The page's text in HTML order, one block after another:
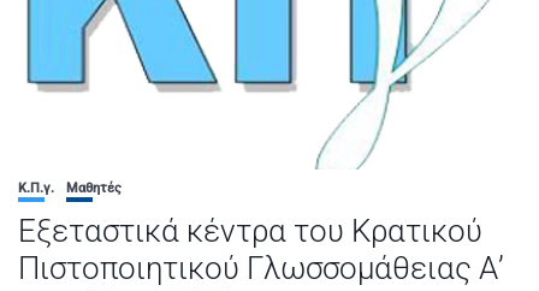
Κ.Π.γ. Μαθητές
Εξεταστικά κέντρα του Κρατικού
Πιστοποιητικού Γλωσσομάθειας Α’